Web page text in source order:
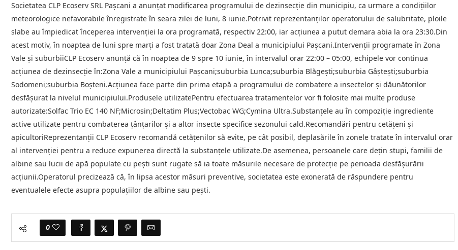
Societatea CLP Ecoserv SRL Pașcani a anunțat modificarea programului de dezinsecție din municipiu, ca urmare a condițiilor
meteorologice nefavorabile înregistrate în seara zilei de luni, 8 iunie.Potrivit reprezentanților operatorului de salubritate, ploile
slabe au împiedicat începerea intervenției la ora programată, respectiv 22:00, iar acțiunea a putut demara abia la ora 23:30.Din
acest motiv, în noaptea de luni spre marți a fost tratată doar Zona Deal a municipiului Pașcani.Intervenții programate în Zona
Vale și suburbiiCLP Ecoserv anunță că în noaptea de 9 spre 10 iunie, în intervalul orar 22:00 – 05:00, echipele vor continua
acțiunea de dezinsecție în:Zona Vale a municipiului Pașcani;suburbia Lunca;suburbia Blăgești;suburbia Gâștești;suburbia
Sodomeni;suburbia Boșteni.Acțiunea face parte din prima etapă a programului de combatere a insectelor și dăunătorilor
desfășurat la nivelul municipiului.Produsele utilizatePentru efectuarea tratamentelor vor fi folosite mai multe produse
autorizate:Solfac Trio EC 140 NF;Microsin;Deltatim Plus;Vectobac WG;Cymina Ultra.Substanțele au în compoziție ingrediente
active utilizate pentru combaterea țânțarilor și a altor insecte specifice sezonului cald.Recomandări pentru cetățeni și
apicultoriReprezentanții CLP Ecoserv recomandă cetățenilor să evite, pe cât posibil, deplasările în zonele tratate în intervalul orar
al intervenției pentru a reduce expunerea directă la substanțele utilizate.De asemenea, persoanele care dețin stupi, familii de
albine sau lucii de apă populate cu pești sunt rugate să ia toate măsurile necesare de protecție pe perioada desfășurării
acțiunii.Operatorul precizează că, în lipsa acestor măsuri preventive, societatea este exonerată de răspundere pentru
eventualele efecte asupra populațiilor de albine sau pești.
0